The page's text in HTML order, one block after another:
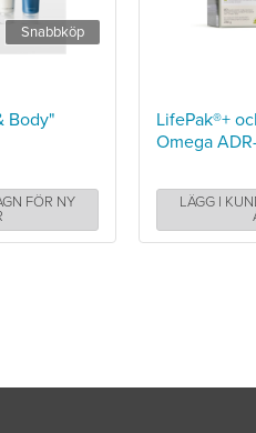
Snabbköp
Body"
FÖR NY
LifePak®+
Omega
LÄGG I